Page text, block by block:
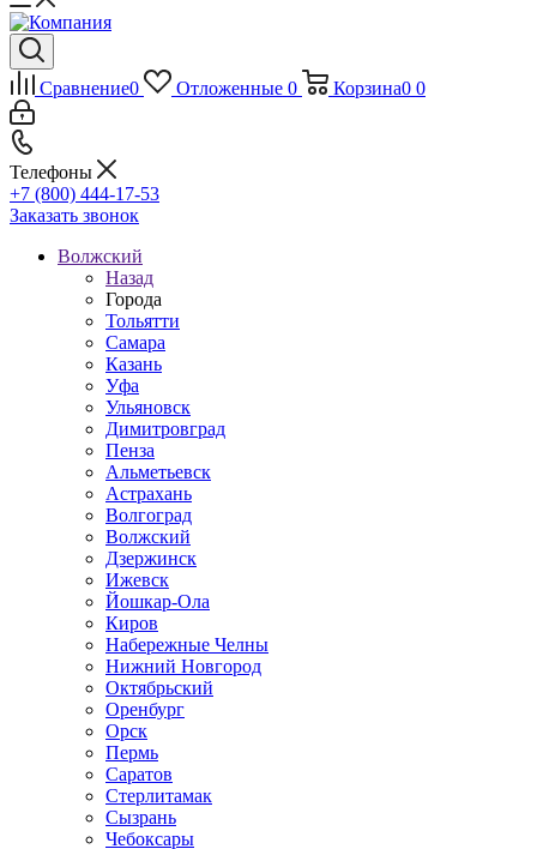
Сравнение0 Отложенные 0 Корзина0 0
Телефоны
+7 (800) 444-17-53
Заказать звонок
Волжский
Назад
Города
Тольятти
Самара
Казань
Уфа
Ульяновск
Димитровград
Пенза
Альметьевск
Астрахань
Волгоград
Волжский
Дзержинск
Ижевск
Йошкар-Ола
Киров
Набережные Челны
Нижний Новгород
Октябрьский
Оренбург
Орск
Пермь
Саратов
Стерлитамак
Сызрань
Чебоксары